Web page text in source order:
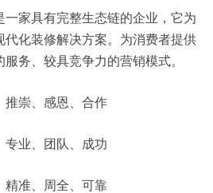
家具有完整生态链的企业，它为
代化装修解决方案。为消费者提供
务、较具竞争力的营销模式。
推崇、感恩、合作
专业、团队、成功
精准、周全、可靠